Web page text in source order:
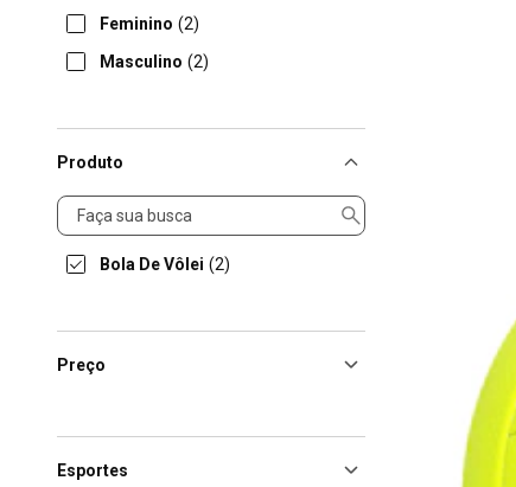
Feminino (2)
Masculino (2)
Produto
Produto
Bola De Vôlei (2)
Preço
Esportes